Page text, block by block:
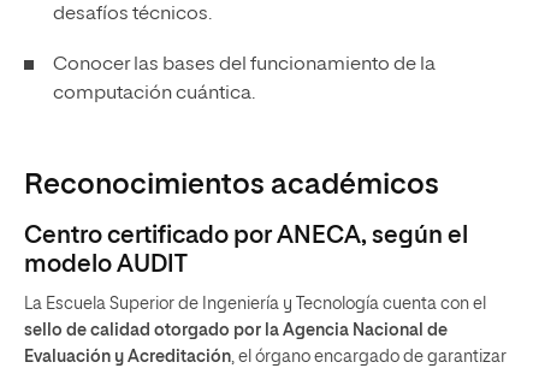
desafíos técnicos.
Conocer las bases del funcionamiento de la
computación cuántica.
Reconocimientos académicos
Centro certificado por ANECA, según el
modelo AUDIT
La Escuela Superior de Ingeniería y Tecnología cuenta con el
sello de calidad otorgado por la Agencia Nacional de
Evaluación y Acreditación, el órgano encargado de garantizar